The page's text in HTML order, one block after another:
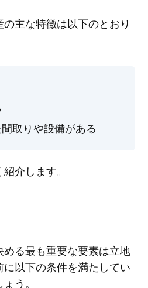
主な特徴は以下のとおり
取りや設備がある
介します。
る最も重要な要素は立地
以下の条件を満たしてい
う。